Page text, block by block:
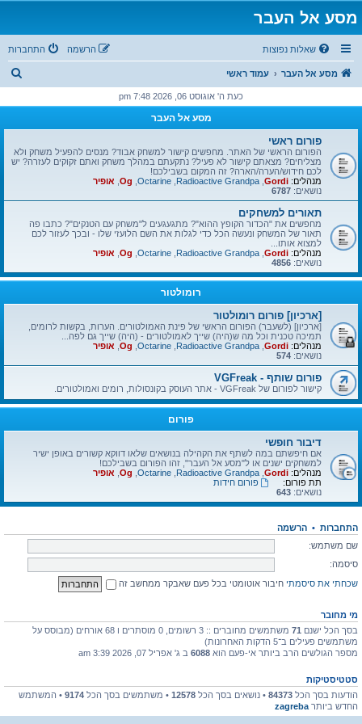
מסע אל העבר
שאלות נפוצות התחברות הרשמה
מסע אל העבר עמוד ראשי
ו
כעת ה' אוגוסט 06, 2026 7:48 pm
מסע אל העבר
פורום ראשי
הפורום הראשי של האתר. מחפשים קישור למשחק אבוד? מנסים להפעיל משחק ולא
מצליחים? מצאתם קישור לא פעיל? נתקעתם במהלך משחק ואתם זקוקים לעזרה? יש
לכם חידוש/הערה/הארה? זה המקום בשבילכם!
מנהלים: Gordi
Radioactive Grandpa
Octarine
Og אופיר
נושאים: 6787
תאורים למשחקים
מחפשים את "הכדור הקופץ ההוא"? מתגעגעים ל"משחק עם הטנקים"? כתבו פה
תאור של המשחק ונעשה הכל כדי לגלות את השם הלועזי שלו - ובכך לעזור לכם
למצוא אותו...
מנהלים: Gordi
Radioactive Grandpa
Octarine
Og אופיר
נושאים: 4856
רומולטור
[ארכיון] פורום רומולטור
[ארכיון] (לשעבר) הפורום הראשי של פינת האמולטורים. הערות, בקשות לרומים,
תמיכה טכנית וכל מה ש(היה) שייך לאמולטורים - (היה) שייך גם לפה...
מנהלים: Gordi
Radioactive Grandpa
Octarine
Og אופיר
נושאים: 574
פורום שותף - VGFreak
קישור לפורום של VGFreak - אתר העוסק בקונסולות, רומים ואמולטורים.
פורום
דיבור חופשי
אם חיפשתם במה לשתף את הקהילה בנושאים שלאו דווקא קשורים באופן ישיר
למשחקים ישנים או ל"מסע אל העבר", זהו הפורום בשבילכם!
מנהלים: Gordi
Radioactive Grandpa
Octarine
Og אופיר
תת פורום:
פורום חידות
נושאים: 643
התחברות • הרשמה
שם משתמש:
סיסמה:
שכחתי את סיסמתי חיבור אוטומטי בכל פעם שאבקר ממחשב זה
מי מחובר
בסך הכל ישנם 71
משתמשים מחוברים :: 3 רשומים, 0 מוסתרים ו 68 אורחים (מבוסס על
משתמשים פעילים ב־5 הדקות האחרונות)
מספר הגולשים הרב ביותר אי-פעם הוא 6088 ב ג' אפריל 07, 2026 3:39 am
סטטיסטיקות
הודעות בסך הכל 84373 • נושאים בסך הכל 12578 • משתמשים בסך הכל 9174 • המשתמש
החדש ביותר zagreba